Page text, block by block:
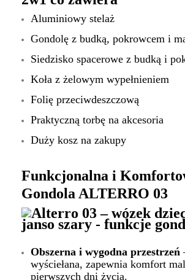
Aluminiowy stelaż
Gondolę z budką, pokrowcem i
Siedzisko spacerowe z budką i
Koła z żelowym wypełnieniem
Folię przeciwdeszczową
Praktyczną torbę na akcesoria
Duży kosz na zakupy
Funkcjonalna i
Gondola ALTERRO 03
Obszerna i wygodna przestrzeń
wyściełana, zapewnia komfort
pierwszych dni życia.